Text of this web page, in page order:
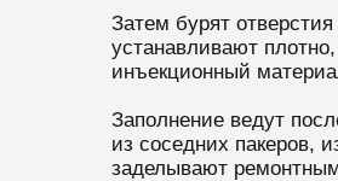
Затем бурят
устанавливают
инъекционный
Заполнение ведут
из соседних пакеров,
заделывают